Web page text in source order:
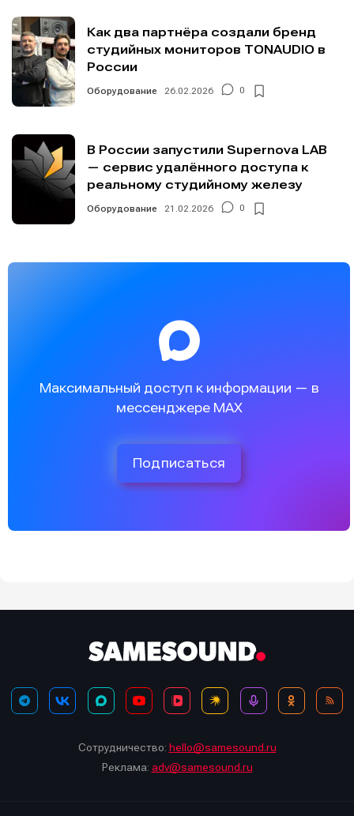
Как два партнёра создали бренд
студийных мониторов TONAUDIO в
России
Оборудование 26.02.2026 0
В России запустили Supernova LAB
— сервис удалённого доступа к
реальному студийному железу
Оборудование 21.02.2026 0
Максимальный доступ к информации — в
мессенджере MAX
Подписаться
Сотрудничество: hello@samesound.ru
Реклама: adv@samesound.ru